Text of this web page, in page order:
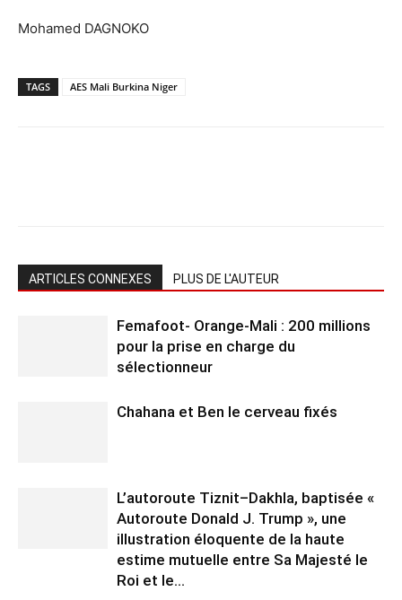
Mohamed DAGNOKO
TAGS AES Mali Burkina Niger
ARTICLES CONNEXES PLUS DE L'AUTEUR
Femafoot- Orange-Mali : 200 millions
pour la prise en charge du
sélectionneur
Chahana et Ben le cerveau fixés
L’autoroute Tiznit–Dakhla, baptisée «
Autoroute Donald J. Trump », une
illustration éloquente de la haute
estime mutuelle entre Sa Majesté le
Roi et le...